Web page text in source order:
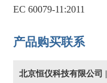
EC 60079-11:2011
产品购买联系
北京恒仪科技有限公司